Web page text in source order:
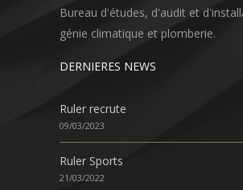
Bureau d'études, d'audit et
génie climatique et plomberie.
DERNIERES NEWS
Ruler recrute
09/03/2023
Ruler Sports
21/03/2022